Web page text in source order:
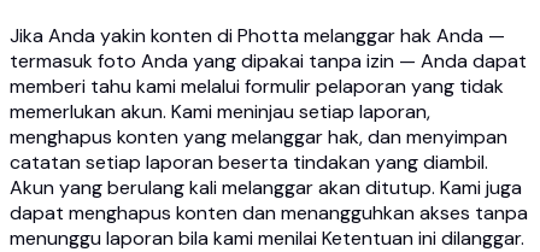
Jika Anda yakin konten di Photta melanggar hak Anda —
termasuk foto Anda yang dipakai tanpa izin — Anda dapat
memberi tahu kami melalui formulir pelaporan yang tidak
memerlukan akun. Kami meninjau setiap laporan,
menghapus konten yang melanggar hak, dan menyimpan
catatan setiap laporan beserta tindakan yang diambil.
Akun yang berulang kali melanggar akan ditutup. Kami juga
dapat menghapus konten dan menangguhkan akses tanpa
menunggu laporan bila kami menilai Ketentuan ini dilanggar.